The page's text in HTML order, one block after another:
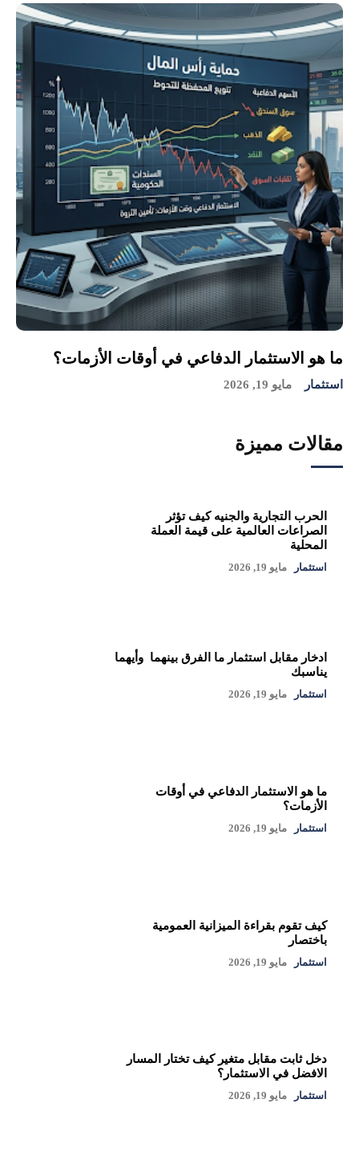
ما هو الاستثمار الدفاعي في أوقات الأزمات؟
استثمار مايو 19, 2026
مقالات مميزة
الحرب التجارية والجنيه كيف تؤثر
الصراعات العالمية على قيمة العملة
المحلية
استثمار مايو 19, 2026
ادخار مقابل استثمار ما الفرق بينهما وأيهما
يناسبك
استثمار مايو 19, 2026
ما هو الاستثمار الدفاعي في أوقات
الأزمات؟
استثمار مايو 19, 2026
كيف تقوم بقراءة الميزانية العمومية
باختصار
استثمار مايو 19, 2026
دخل ثابت مقابل متغير كيف تختار المسار
الافضل في الاستثمار؟
استثمار مايو 19, 2026